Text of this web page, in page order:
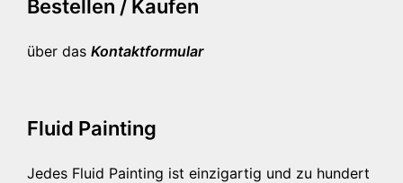
Bestellen / Kaufen
über das Kontaktformular
Fluid Painting
Jedes Fluid Painting ist einzigartig und zu hundert